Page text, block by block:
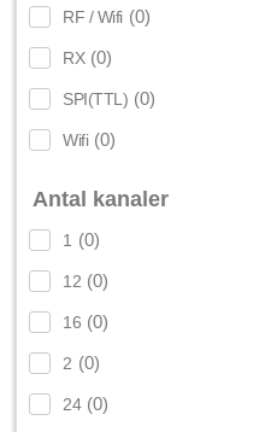
RF / Wifi (0)
RX (0)
SPI(TTL) (0)
Wifi (0)
Antal kanaler
1 (0)
12 (0)
16 (0)
2 (0)
24 (0)